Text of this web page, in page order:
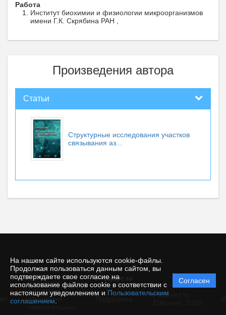
На нашем сайте используются cookie-файлы.
Продолжая пользоваться данным сайтом, вы
подтверждаете свое согласие на
использование файлов cookie в соответствии с
настоящим уведомлением и Пользовательским
соглашением
Согласен
Работа
Институт биохимии и физиологии микроорганизмов
имени Г.К. Скрябина РАН ,
Произведения автора
Статьи
Структурные исследования участков
связывания аз...
© rusjbpc.ru
Политика
защиты и
обработки
Powered by